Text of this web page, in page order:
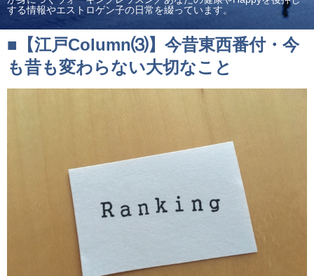
する情報やエストロゲン子の日常を綴っています。
■【江戸Column⑶】今昔東西番付・今
も昔も変わらない大切なこと